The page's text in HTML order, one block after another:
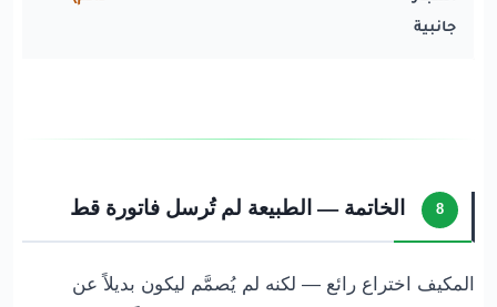
جانبية
8 الخاتمة — الطبيعة لم تُرسل فاتورة قط
المكيف اختراع رائع — لكنه لم يُصمَّم ليكون بديلاً عن